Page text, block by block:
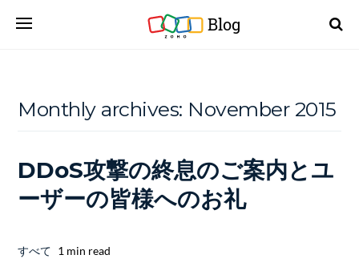
Blog
Monthly archives: November 2015
DDoS攻撃の終息のご案内とユ
ーザーの皆様へのお礼
すべて 1 min read